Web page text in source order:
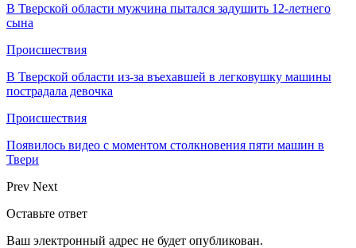
В Тверской области мужчина пытался задушить 12-летнего
сына
Происшествия
В Тверской области из-за въехавшей в легковушку машины
пострадала девочка
Происшествия
Появилось видео с моментом столкновения пяти машин в
Твери
Prev Next
Оставьте ответ
Ваш электронный адрес не будет опубликован.